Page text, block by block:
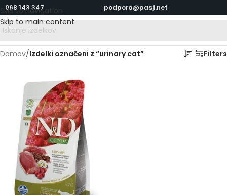
Skip to navigation
Skip to main content
068 143 347 podpora@pasji.net
Domov/Izdelki označeni z “urinary cat” Filters